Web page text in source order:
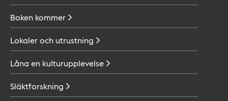
Boken kommer
Lokaler och utrustning
Låna en kulturupplevelse
Släktforskning